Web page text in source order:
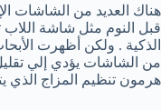
هناك العديد من الشاشات
قبل النوم مثل شاشة اللاب
الذكية . ولكن أظهرت
من الشاشات يؤدي إلي
هرمون تنظيم المزاج الذي